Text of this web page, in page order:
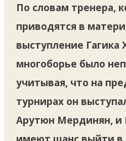
По словам тренера,
приводятся в
выступление Гагика
многоборье было
учитывая, что на
турнирах он
Арутюн Мердинян, и